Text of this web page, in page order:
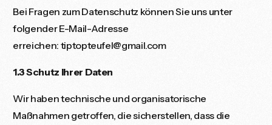
Bei Fragen zum Datenschutz können Sie uns unter
folgender E-Mail-Adresse
erreichen: tiptopteufel@gmail.com
1.3 Schutz Ihrer Daten
Wir haben technische und organisatorische
Maßnahmen getroffen, die sicherstellen, dass die